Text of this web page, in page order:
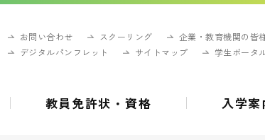
お問い合わせ スクーリング
企業・教育機関の皆
デジタルパンフレット
サイトマップ 学生ポータ
教員免許状・資格 入学案